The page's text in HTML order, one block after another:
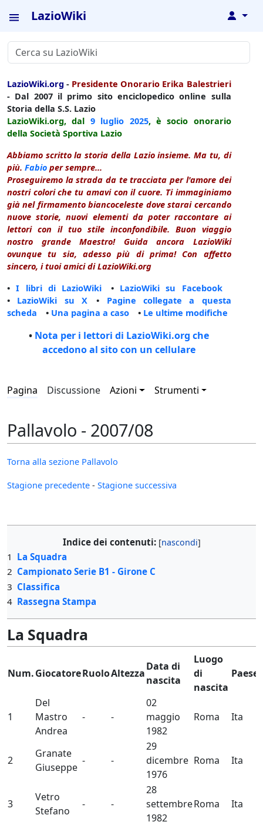
LazioWiki ↓
LazioWiki.org - Presidente Onorario Erika Balestrieri
- Dal 2007 il primo sito enciclopedico online sulla
Storia della S.S. Lazio
LazioWiki.org, dal 9 luglio 2025, è socio onorario
della Società Sportiva Lazio
Abbiamo scritto la storia della Lazio insieme. Ma tu, di
più. Fabio per sempre...
Proseguiremo la strada da te tracciata per l'amore dei
nostri colori che tu amavi con il cuore. Ti immaginiamo
già nel firmamento biancoceleste dove starai cercando
nuove storie, nuovi elementi da poter raccontare ai
lettori con il tuo stile inconfondibile. Buon viaggio
nostro grande Maestro! Guida ancora LazioWiki
ovunque tu sia, adesso più di prima! Con affetto
sincero, i tuoi amici di LazioWiki.org
•I libri di LazioWiki • LazioWiki su Facebook
• LazioWiki su X • Pagine collegate a questa
scheda • Una pagina a caso • Le ultime modifiche
• Nota per i lettori di LazioWiki.org che
accedono al sito con un cellulare
Pagina Discussione Azioni Strumenti
Pallavolo - 2007/08
Torna alla sezione Pallavolo
Stagione precedente - Stagione successiva
Indice dei contenuti:
1 La Squadra
2 Campionato Serie B1 - Girone C
3 Classifica
4 Rassegna Stampa
La Squadra
Num.GiocatoreRuoloAltezza
Data di
nascita
Luogo
di
nascita
Paese
1
Del
Mastro
Andrea
- -
02
maggio
1982
Roma Ita
2
Granate
Giuseppe
- -
29
dicembre
1976
Roma Ita
3
Vetro
Stefano
- -
28
settembre
1982
Roma Ita